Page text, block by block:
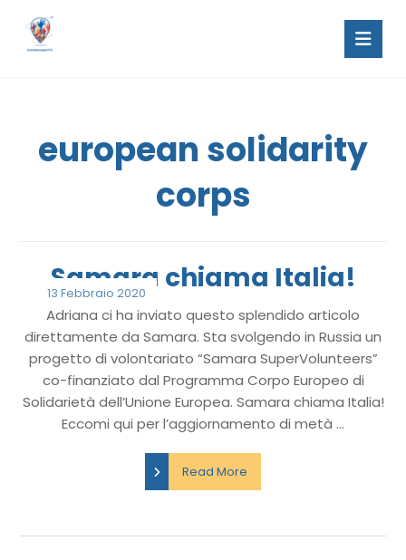
european solidarity
corps
Samara chiama Italia!
13 Febbraio 2020
Adriana ci ha inviato questo splendido articolo
direttamente da Samara. Sta svolgendo in Russia un
progetto di volontariato “Samara SuperVolunteers”
co-finanziato dal Programma Corpo Europeo di
Solidarietà dell’Unione Europea. Samara chiama Italia!
Eccomi qui per l’aggiornamento di metà ...
Read More